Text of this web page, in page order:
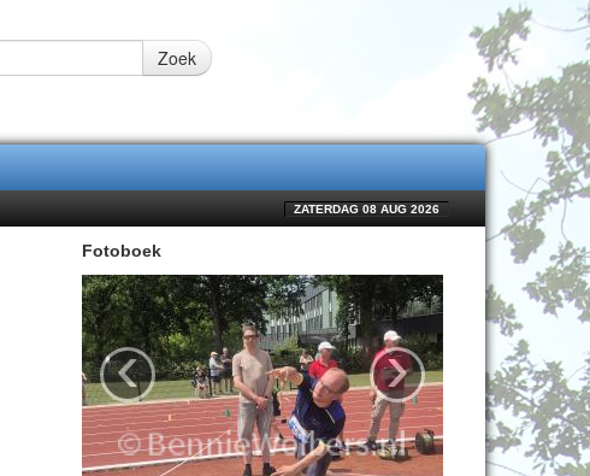
Zoek
ZATERDAG 08 AUG 2026
Fotoboek
‹ ›